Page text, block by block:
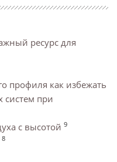
ресурс для
профиля как избежать
систем при
с высотой 9
8